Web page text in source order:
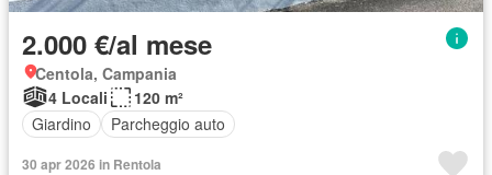
2.000 €/al mese
Centola, Campania
4 Locali
120 m²
Giardino
Parcheggio auto
30 apr 2026 in Rentola